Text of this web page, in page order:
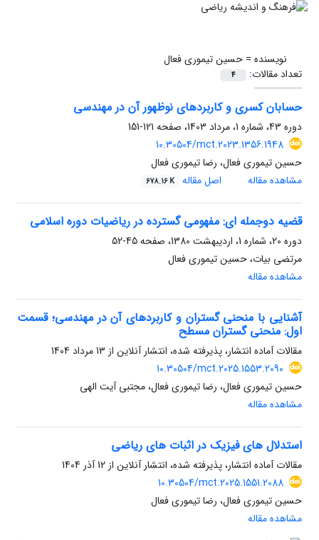
نویسنده =حسین تیموری فعال
تعداد مقالات:
4
حسابان کسری و کاربردهای نوظهور آن در مهندسی
دوره 43، شماره 1، مرداد 1403، صفحه
121-151
10.30504/mct.2023.1356.1948
حسین تیموری فعال، رضا تیموری فعال
مشاهده مقاله
اصل مقاله 678.16 K
قضیه دوجمله ای: مفهومی گسترده در ریاضیات دوره اسلامی
دوره 20، شماره 1، اردیبهشت 1380، صفحه
45-52
مرتضی بیات، حسین تیموری فعال
مشاهده مقاله
آشنایی با منحنی گستران و کاربردهای آن در مهندسی؛ قسمت
اول: منحنی گستران مسطح
مقالات آماده انتشار، پذیرفته شده، انتشار آنلاین از 13 مرداد 1404
10.30504/mct.2025.1553.2090
حسین تیموری فعال، رضا تیموری فعال، مجتبی آیت الهی
مشاهده مقاله
استدلال های فیزیک در اثبات های ریاضی
مقالات آماده انتشار، پذیرفته شده، انتشار آنلاین از 12 آذر 1404
10.30504/mct.2025.1551.2088
حسین تیموری فعال، رضا تیموری فعال
مشاهده مقاله